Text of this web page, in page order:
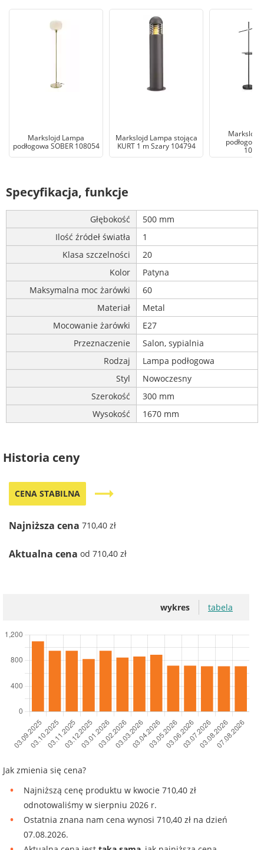
Markslojd Lampa
podłogowa SOBER 108054
Markslojd Lampa stojąca
KURT 1 m Szary 104794
Markslojd
podłogowa
Specyfikacja, funkcje
Głębokość
500 mm
Ilość źródeł światła
1
Klasa szczelności
20
Kolor
Patyna
Maksymalna moc żarówki
60
Materiał
Metal
Mocowanie żarówki
E27
Przeznaczenie
Salon, sypialnia
Rodzaj
Lampa podłogowa
Styl
Nowoczesny
Szerokość
300 mm
Wysokość
1670 mm
Historia ceny
CENA STABILNA trending_flat
Najniższa cena 710,40 zł
Aktualna cena od 710,40 zł
wykres tabela
Jak zmienia się cena?
Najniższą cenę produktu w kwocie 710,40 zł
odnotowaliśmy w sierpniu 2026 r.
Ostatnia znana nam cena wynosi 710,40 zł na dzień
07.08.2026.